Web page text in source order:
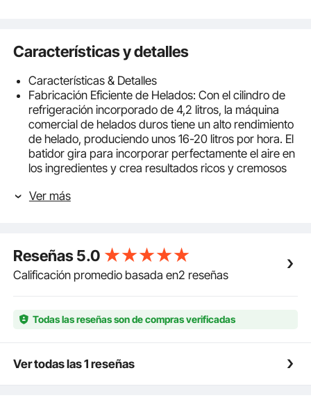
Características y detalles
Características & Detalles
Fabricación Eficiente de Helados: Con el cilindro de
refrigeración incorporado de 4,2 litros, la máquina
comercial de helados duros tiene un alto rendimiento
de helado, produciendo unos 16-20 litros por hora. El
batidor gira para incorporar perfectamente el aire en
los ingredientes y crea resultados ricos y cremosos
carcasa de acero inoxidable y una capa de espuma
través del deflector transparente de PC, se puede
observar el interior sin esfuerzo. El compresor de
marca se adopta para garantizar un rendimiento
Panel LCD Inteligente: Esta máquina de helados
duros está equipada con un práctico panel, todas las
observación directa. Integra múltiples funciones,
como la refrigeración automática, la limpieza con un
Ver más
Reseñas5.0
Calificación promedio basada en2 reseñas
Todas las reseñas son de compras verificadas
Ver todas las 1 reseñas